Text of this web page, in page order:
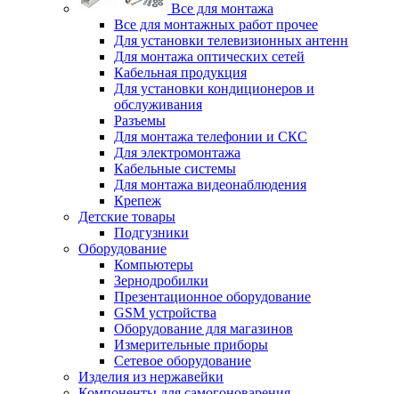
Все для монтажа
Все для монтажных работ прочее
Для установки телевизионных антенн
Для монтажа оптических сетей
Кабельная продукция
Для установки кондиционеров и
обслуживания
Разъемы
Для монтажа телефонии и СКС
Для электромонтажа
Кабельные системы
Для монтажа видеонаблюдения
Крепеж
Детские товары
Подгузники
Оборудование
Компьютеры
Зернодробилки
Презентационное оборудование
GSM устройства
Оборудование для магазинов
Измерительные приборы
Сетевое оборудование
Изделия из нержавейки